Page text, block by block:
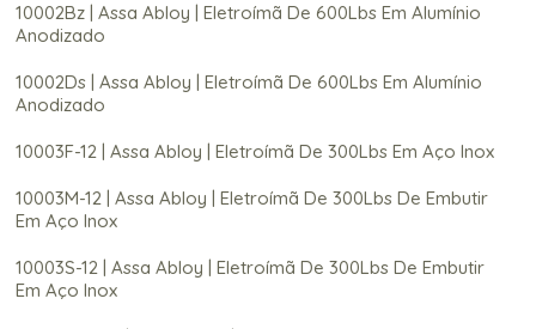
10002Bz | Assa Abloy | Eletroímã De 600Lbs Em Alumínio
Anodizado
10002Ds | Assa Abloy | Eletroímã De 600Lbs Em Alumínio
Anodizado
10003F-12 | Assa Abloy | Eletroímã De 300Lbs Em Aço Inox
10003M-12 | Assa Abloy | Eletroímã De 300Lbs De Embutir
Em Aço Inox
10003S-12 | Assa Abloy | Eletroímã De 300Lbs De Embutir
Em Aço Inox